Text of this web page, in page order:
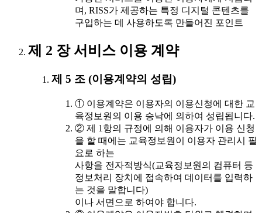
며, RISS가 제공하는 특정 디지털 콘텐츠를
구입하는 데 사용하도록 만들어진 포인트
제 2 장 서비스 이용 계약
제 5 조 (이용계약의 성립)
① 이용계약은 이용자의 이용신청에 대한 교
육정보원의 이용 승낙에 의하여 성립됩니다.
② 제 1항의 규정에 의해 이용자가 이용 신청
을 할 때에는 교육정보원이 이용자 관리시 필
요로 하는
사항을 전자적방식(교육정보원의 컴퓨터 등
정보처리 장치에 접속하여 데이터를 입력하
는 것을 말합니다)
이나 서면으로 하여야 합니다.